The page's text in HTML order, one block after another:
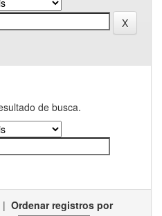
de busca.
| Ordenar registros por